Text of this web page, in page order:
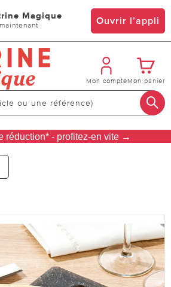
Magique Ouvrir l’appli
Mon compteMon panier
réduction* - profitez-en vite →